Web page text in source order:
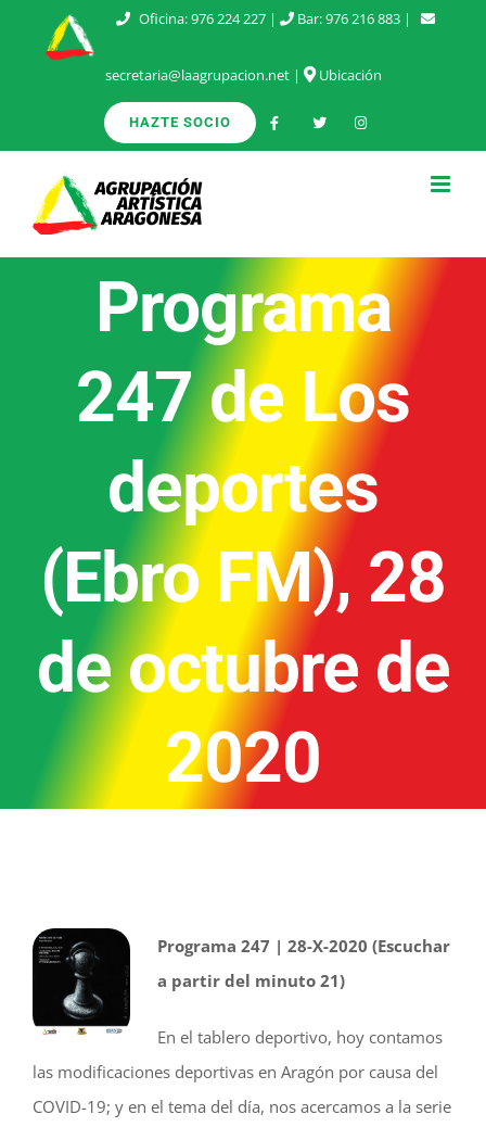
Oficina:976 224 227 | Bar:976 216 883 |
secretaria@laagrupacion.net| Ubicación
HAZTE SOCIO
Programa
247 de Los
deportes
(Ebro FM), 28
de octubre de
2020
Programa 247 | 28-X-2020 (Escuchar
a partir del minuto 21)
En el tablero deportivo, hoy contamos
las modificaciones deportivas en Aragón por causa del
COVID-19; y en el tema del día, nos acercamos a la serie